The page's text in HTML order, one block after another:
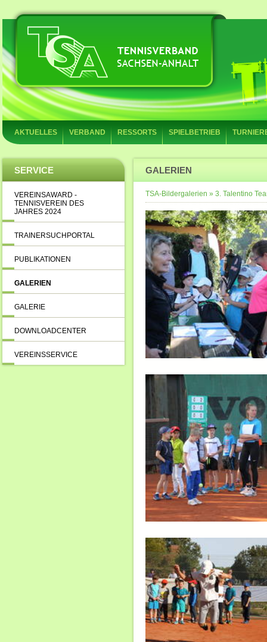
AKTUELLES VERBAND RESSORTS SPIELBETRIEB
SERVICE
VEREINSAWARD -
TENNISVEREIN DES
JAHRES 2024
TRAINERSUCHPORTAL
PUBLIKATIONEN
GALERIEN
GALERIE
DOWNLOADCENTER
VEREINSSERVICE
GALERIEN
TSA-Bildergalerien » 3. Talentino